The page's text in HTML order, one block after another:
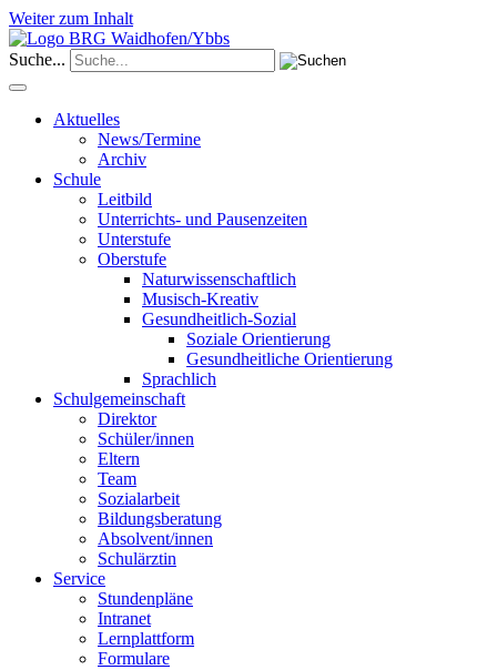
Weiter zum Inhalt
Suche...
Aktuelles
News/Termine
Archiv
Schule
Leitbild
Unterrichts- und Pausenzeiten
Unterstufe
Oberstufe
Naturwissenschaftlich
Musisch-Kreativ
Gesundheitlich-Sozial
Soziale Orientierung
Gesundheitliche Orientierung
Sprachlich
Schulgemeinschaft
Direktor
Schüler/innen
Eltern
Team
Sozialarbeit
Bildungsberatung
Absolvent/innen
Schulärztin
Service
Stundenpläne
Intranet
Lernplattform
Formulare